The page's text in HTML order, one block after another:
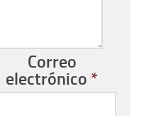
Correo
electrónico *